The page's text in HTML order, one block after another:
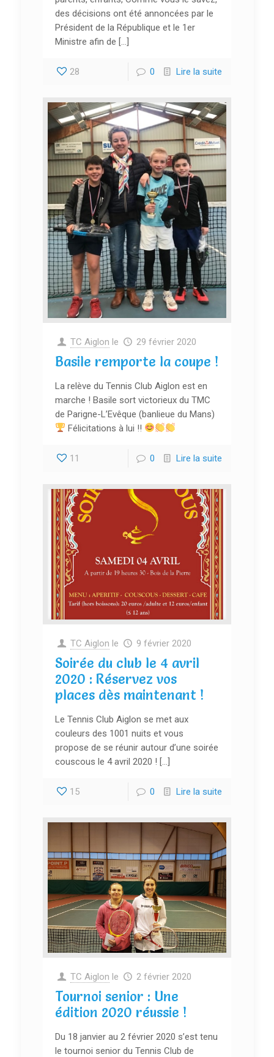
des décisions ont été annoncées par le
Président de la République et le 1er
Ministre afin de […]
28 0 Lire la suite
TC Aiglon le 29 février 2020
Basile remporte la coupe !
La relève du Tennis Club Aiglon est en
marche ! Basile sort victorieux du TMC
de Parigne-L’Evêque (banlieue du Mans)
Félicitations à lui !!
11 0 Lire la suite
TC Aiglon le 9 février 2020
Soirée du club le 4 avril
2020 : Réservez vos
places dès maintenant !
Le Tennis Club Aiglon se met aux
couleurs des 1001 nuits et vous
propose de se réunir autour d’une soirée
couscous le 4 avril 2020 ! […]
15 0 Lire la suite
TC Aiglon le 2 février 2020
Tournoi senior : Une
édition 2020 réussie !
Du 18 janvier au 2 février 2020 s’est tenu
le tournoi senior du Tennis Club de